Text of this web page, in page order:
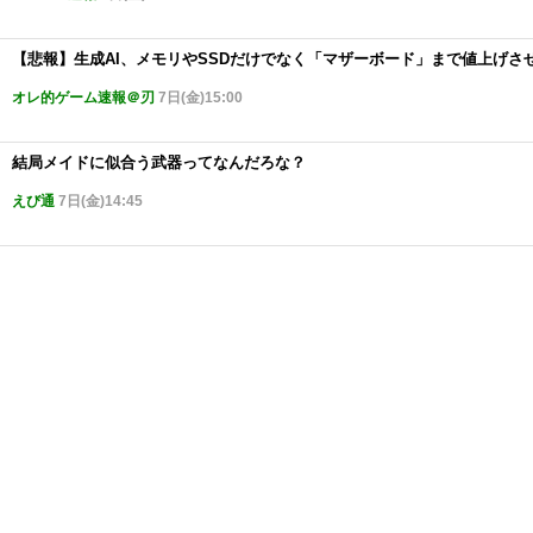
【悲報】生成AI、メモリやSSDだけでなく「マザーボード」まで値上げさ
オレ的ゲーム速報＠刃 7日(金)15:00
結局メイドに似合う武器ってなんだろな？
えび通 7日(金)14:45